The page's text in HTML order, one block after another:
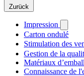
Zurück
Impression
Carton ondulé
Stimulation des
Gestion de la
Matériaux
Connaissance de